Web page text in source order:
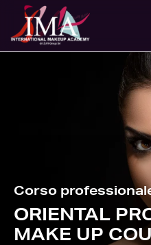
Corso
ORIENTAL
MAKE UP